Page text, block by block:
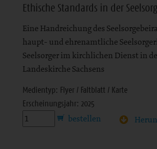
Ethische Standards in der
Eine Handreichung des
haupt- und ehrenamtliche
Seelsorger im kirchlichen Dienst in
Landeskirche Sachsens
Medientyp: Flyer / Faltblatt / Karte
Erscheinungsjahr: 2025